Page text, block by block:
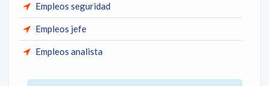
Empleos seguridad
Empleos jefe
Empleos analista